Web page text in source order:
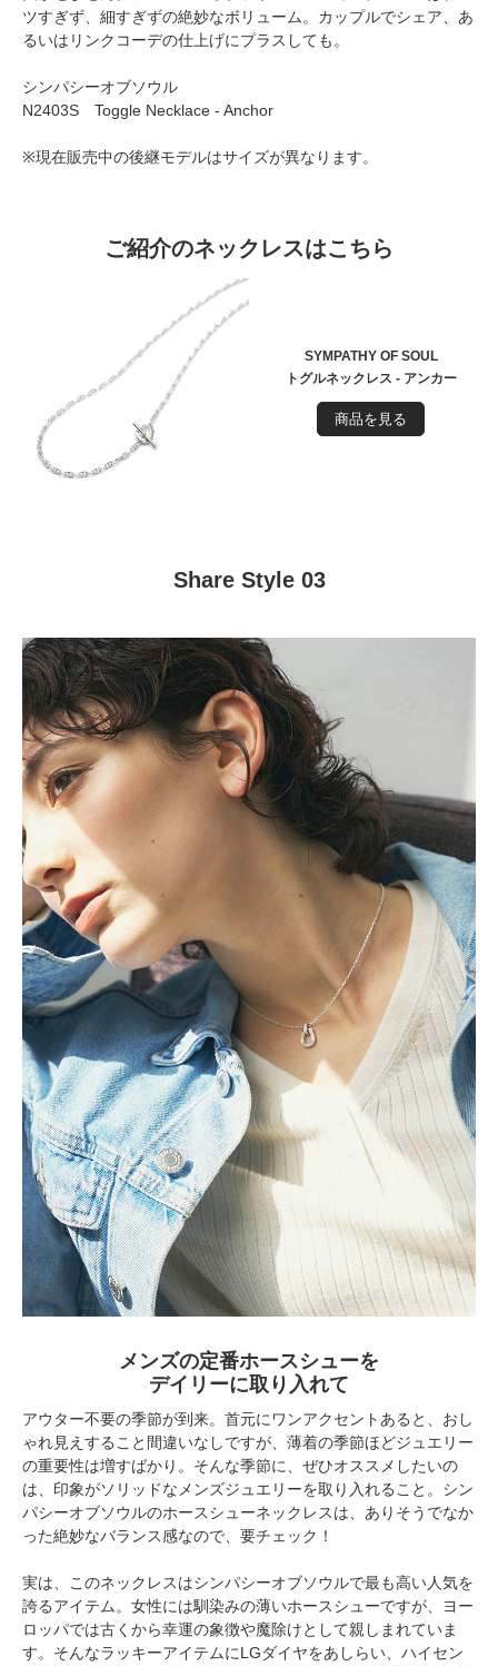
ツすぎず、細すぎずの絶妙なボリューム。カップルでシェア、あ
るいはリンクコーデの仕上げにプラスしても。
シンパシーオブソウル
N2403S Toggle Necklace - Anchor
※現在販売中の後継モデルはサイズが異なります。
ご紹介のネックレスはこちら
SYMPATHY OF SOUL
トグルネックレス - アンカー
商品を見る
Share Style 03
メンズの定番ホースシューを
デイリーに取り入れて
アウター不要の季節が到来。首元にワンアクセントあると、おし
ゃれ見えすること間違いなしですが、薄着の季節ほどジュエリー
の重要性は増すばかり。そんな季節に、ぜひオススメしたいの
は、印象がソリッドなメンズジュエリーを取り入れること。シン
パシーオブソウルのホースシューネックレスは、ありそうでなか
った絶妙なバランス感なので、要チェック！
実は、このネックレスはシンパシーオブソウルで最も高い人気を
誇るアイテム。女性には馴染みの薄いホースシューですが、ヨー
ロッパでは古くから幸運の象徴や魔除けとして親しまれていま
す。そんなラッキーアイテムにLGダイヤをあしらい、ハイセン